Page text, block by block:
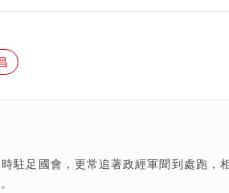
駐足國會，更常追著政經軍聞到處跑，